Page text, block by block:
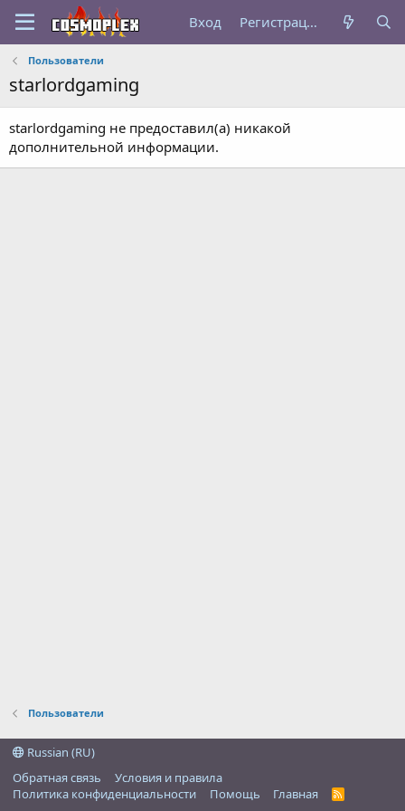
Вход Регистрация
Пользователи
starlordgaming
starlordgaming не предоставил(а) никакой
дополнительной информации.
Пользователи
Russian (RU)
Обратная связь
Условия и правила
Политика конфиденциальности
Помощь Главная
R